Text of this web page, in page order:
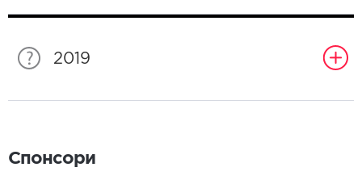
2019
Спонсори